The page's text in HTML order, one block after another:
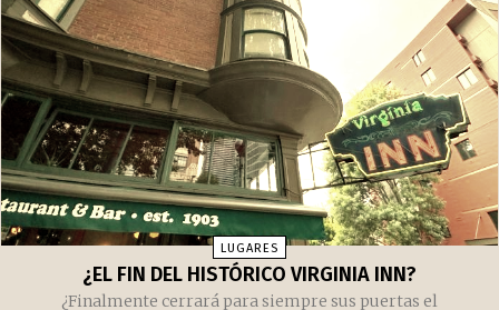
LUGARES
¿EL FIN DEL HISTÓRICO VIRGINIA INN?
¿Finalmente cerrará para siempre sus puertas el